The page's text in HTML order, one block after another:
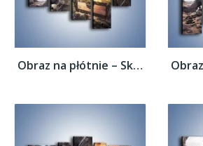
Obraz na płótnie – Skarby świeżo wydobyte...